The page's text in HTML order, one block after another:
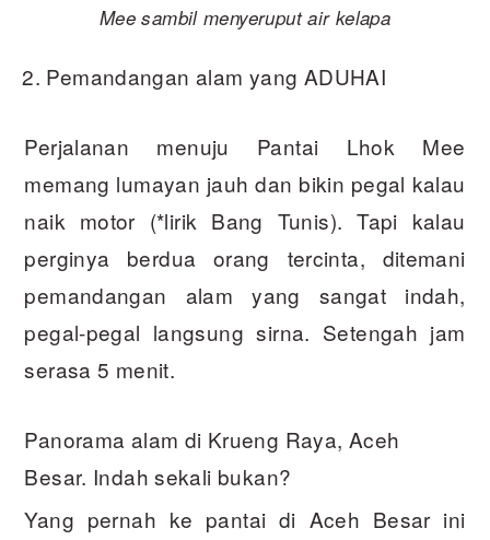
Mee sambil menyeruput air kelapa
Pemandangan alam yang ADUHAI
Perjalanan menuju Pantai Lhok Mee
memang lumayan jauh dan bikin pegal kalau
naik motor (*lirik Bang Tunis). Tapi kalau
perginya berdua orang tercinta, ditemani
pemandangan alam yang sangat indah,
pegal-pegal langsung sirna. Setengah jam
serasa 5 menit.
Panorama alam di Krueng Raya, Aceh
Besar. Indah sekali bukan?
Yang pernah ke pantai di Aceh Besar ini